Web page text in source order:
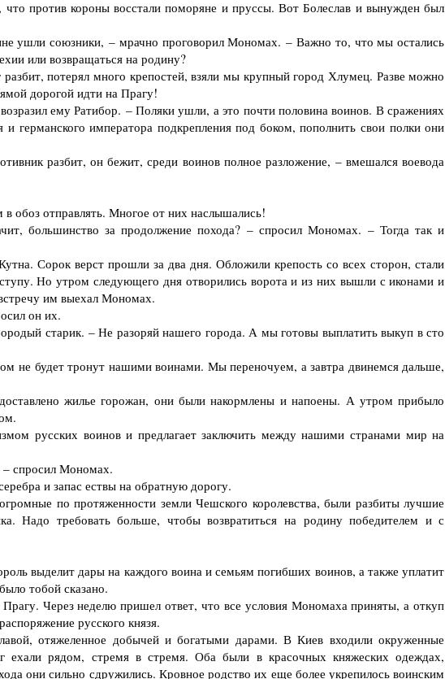
что против короны восстали поморяне и пруссы. Вот Болеслав и вынужден был
ушли союзники, – мрачно проговорил Мономах. – Важно то, что мы остались
или возвращаться на родину?
потерял много крепостей, взяли мы крупный город Хлумец. Разве можно
дорогой идти на Прагу!
ему Ратибор. – Поляки ушли, а это почти половина воинов. В сражениях
германского императора подкрепления под боком, пополнить свои полки они
разбит, он бежит, среди воинов полное разложение, – вмешался воевода
обоз отправлять. Многое от них наслышались!
большинство за продолжение похода? – спросил Мономах. – Тогда так и
Сорок верст прошли за два дня. Обложили крепость со всех сторон, стали
Но утром следующего дня отворились ворота и из них вышли с иконами и
им выехал Мономах.
он их.
старик. – Не разоряй нашего города. А мы готовы выплатить выкуп в сто
будет тронут нашими воинами. Мы переночуем, а завтра двинемся дальше,
жилье горожан, они были накормлены и напоены. А утром прибыло
русских воинов и предлагает заключить между нашими странами мир на
– спросил Мономах.
и запас ествы на обратную дорогу.
по протяженности земли Чешского королевства, были разбиты лучшие
Надо требовать больше, чтобы возвратиться на родину победителем и с
выделит дары на каждого воина и семьям погибших воинов, а также уплатит
тобой сказано.
Через неделю пришел ответ, что все условия Мономаха приняты, а откуп
русского князя.
отяжеленное добычей и богатыми дарами. В Киев входили окруженные
рядом, стремя в стремя. Оба были в красочных княжеских одеждах,
они сильно сдружились. Кровное родство их еще более укрепилось воинским